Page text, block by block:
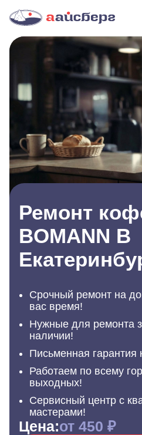
Ремонт
BOMANN В
Срочный ремонт на
вас время!
Нужные для ремонта
наличии!
Письменная гарантия
Работаем по всему
выходных!
Сервисный центр с
мастерами!
Цена:от 450 ₽